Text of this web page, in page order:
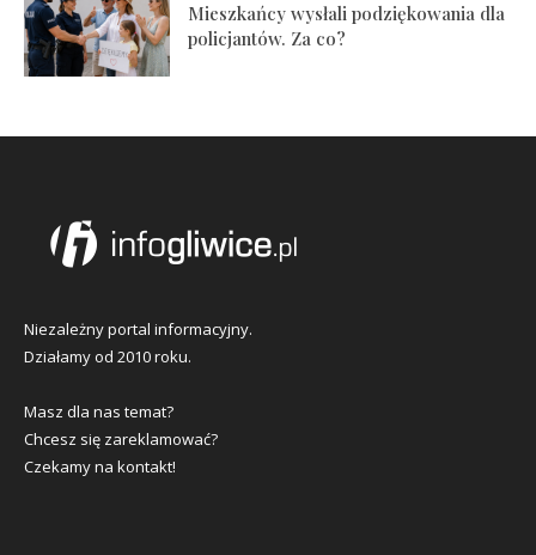
Mieszkańcy wysłali podziękowania dla
policjantów. Za co?
Niezależny portal informacyjny.
Działamy od 2010 roku.
Masz dla nas temat?
Chcesz się zareklamować?
Czekamy na kontakt!